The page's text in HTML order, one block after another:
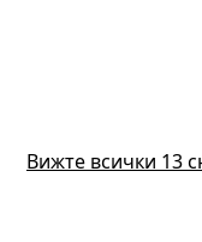
Вижте всички 13